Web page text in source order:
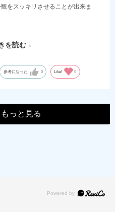
をスッキリさせることが出来ま
にもご使用頂けます。
を読む
参考になった 0 Like! 0
もっと見る
Powered by